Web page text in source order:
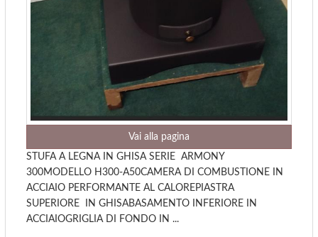
Vai alla pagina
STUFA A LEGNA IN GHISA SERIE ARMONY
300MODELLO H300-A50CAMERA DI COMBUSTIONE IN
ACCIAIO PERFORMANTE AL CALOREPIASTRA
SUPERIORE IN GHISABASAMENTO INFERIORE IN
ACCIAIOGRIGLIA DI FONDO IN ...